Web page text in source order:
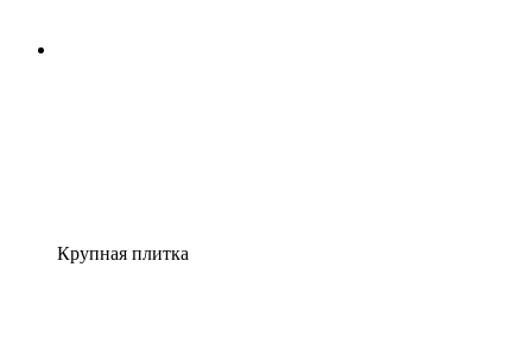
Крупная плитка